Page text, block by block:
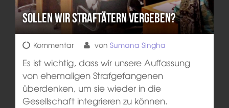
Sollen wir Straftätern vergeben?
Kommentar von Sumana Singha
Es ist wichtig, dass wir unsere Auffassung
von ehemaligen Strafgefangenen
überdenken, um sie wieder in die
Gesellschaft integrieren zu können.